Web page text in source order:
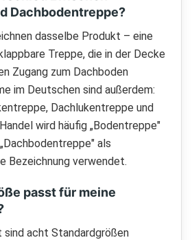
Dachbodentreppe?
dasselbe Produkt – eine
Treppe, die in der Decke
Zugang zum Dachboden
im Deutschen sind außerdem:
Dachlukentreppe und
wird häufig „Bodentreppe"
als
Bezeichnung verwendet.
passt für meine
acht Standardgrößen